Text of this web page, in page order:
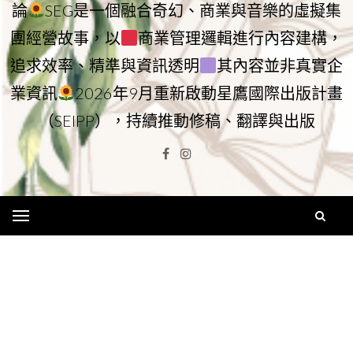
論
SEG是一個融合奇幻、商業與音樂的虛擬集
團經營故事，以
商業管理邏輯進行內容建構，
追求效率、精準與資訊透明
其內容並非真實企
業資訊
2026年9月重新啟動星鷹國際出版計畫
（SEIPP），持續推動修稿、翻譯與出版
Facebook
Instagram